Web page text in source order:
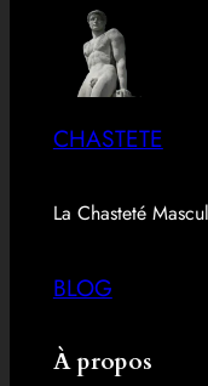
CHASTETE
La Chasteté
BLOG
À propos